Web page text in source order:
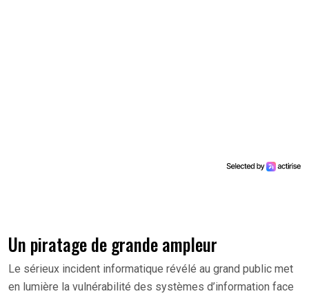
Un piratage de grande ampleur
Le sérieux incident informatique révélé au grand public met
en lumière la vulnérabilité des systèmes d’information face